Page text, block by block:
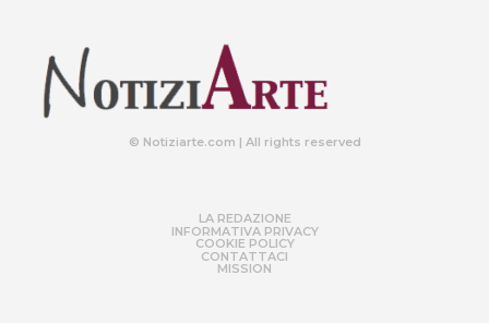
© Notiziarte.com | All rights reserved
LA REDAZIONE
INFORMATIVA PRIVACY
COOKIE POLICY
CONTATTACI
MISSION